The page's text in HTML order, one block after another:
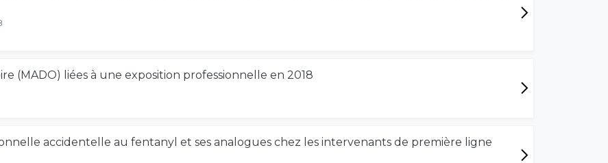
(MADO) liées à une exposition professionnelle en 2018
accidentelle au fentanyl et ses analogues chez les intervenants de première ligne